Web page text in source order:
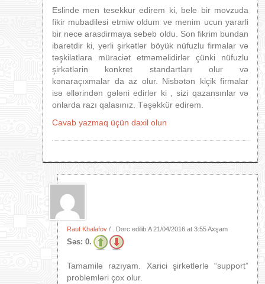
Eslinde men tesekkur edirem ki, bele bir movzuda
fikir mubadilesi etmiw oldum ve menim ucun yararli
bir nece arasdirmaya sebeb oldu. Son fikrim bundan
ibaretdir ki, yerli şirkətlər böyük nüfuzlu firmalar və
təşkilatlara müraciət etməməlidirlər çünki nüfuzlu
şirkətlərin konkret standartları olur və
kənaraçıxmalar da az olur. Nisbətən kiçik firmalar
isə əllərindən gələni edirlər ki , sizi qazansınlar və
onlarda razı qalasınız. Təşəkkür edirəm.
Cavab yazmaq üçün daxil olun
Rauf Khalafov / . Dərc edilib:A21/04/2016 at 3:55 Axşam
Səs: 0.
Tamamilə razıyam. Xarici şirkətlərlə “support”
problemləri çox olur.